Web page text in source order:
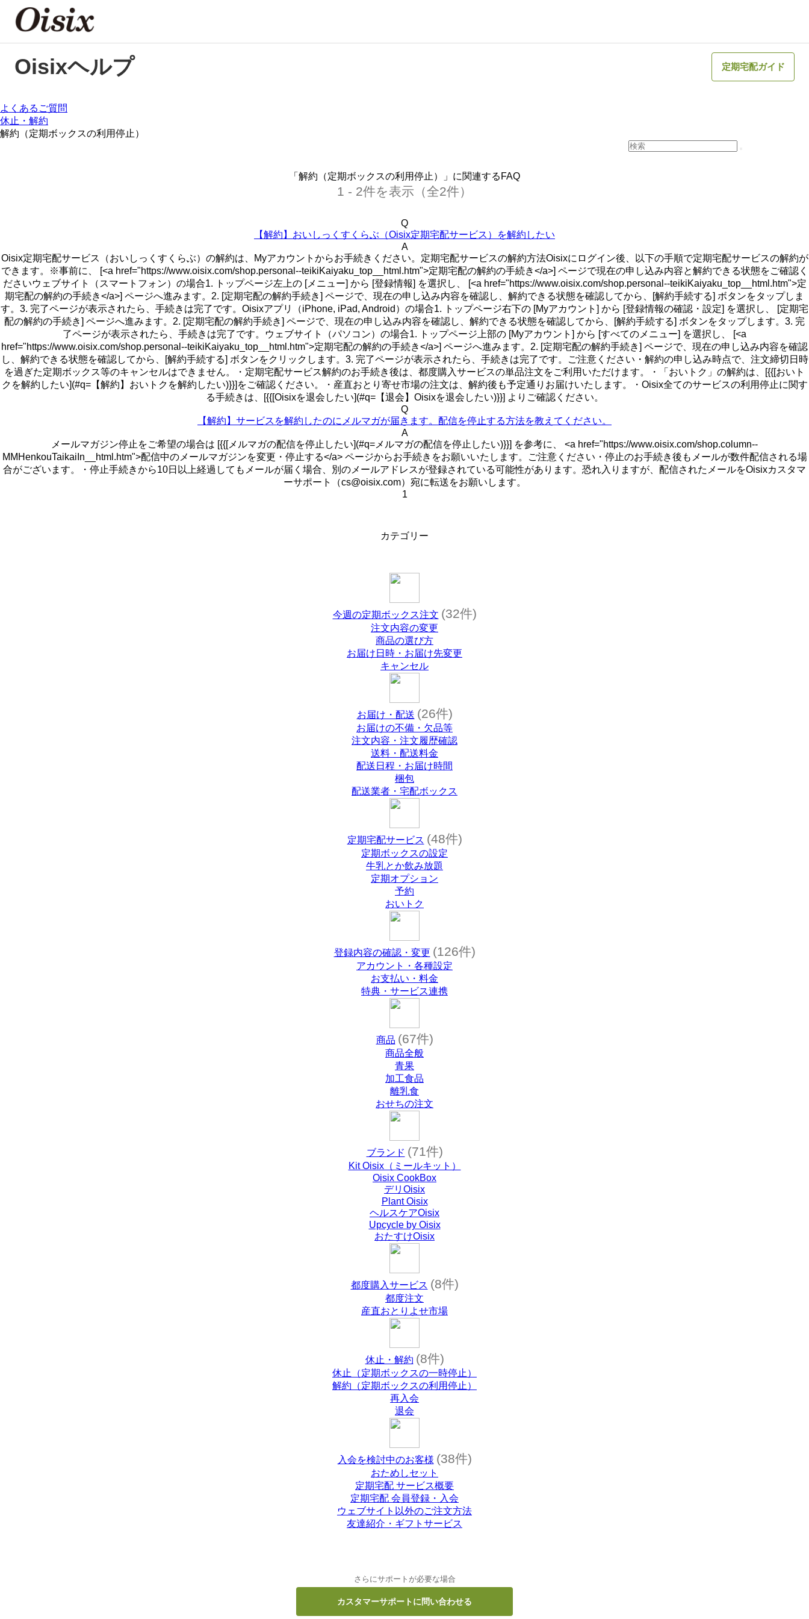
Oisixヘルプ 定期宅配ガイド
よくあるご質問
休止・解約
解約（定期ボックスの利用停止）
「解約（定期ボックスの利用停止）」に関連するFAQ
1 - 2件を表示（全2件）
Q
【解約】おいしっくすくらぶ（Oisix定期宅配サービス）を解約したい
A
Oisix定期宅配サービス（おいしっくすくらぶ）の解約は、Myアカウントからお手続きください。定期宅配サービスの解約方法Oisixにログイン後、以下の手順で定期宅配サービスの解約が
できます。※事前に、 [<a href="https://www.oisix.com/shop.personal--teikiKaiyaku_top__html.htm">定期宅配の解約の手続き</a>] ページで現在の申し込み内容と解約できる状態をご確認く
ださいウェブサイト（スマートフォン）の場合1. トップページ左上の [メニュー] から [登録情報] を選択し、 [<a href="https://www.oisix.com/shop.personal--teikiKaiyaku_top__html.htm">定
期宅配の解約の手続き</a>] ページへ進みます。2. [定期宅配の解約手続き] ページで、現在の申し込み内容を確認し、解約できる状態を確認してから、[解約手続する] ボタンをタップしま
す。3. 完了ページが表示されたら、手続きは完了です。Oisixアプリ（iPhone, iPad, Android）の場合1. トップページ右下の [Myアカウント] から [登録情報の確認・設定] を選択し、 [定期宅
配の解約の手続き] ページへ進みます。2. [定期宅配の解約手続き] ページで、現在の申し込み内容を確認し、解約できる状態を確認してから、[解約手続する] ボタンをタップします。3. 完
了ページが表示されたら、手続きは完了です。ウェブサイト（パソコン）の場合1. トップページ上部の [Myアカウント] から [すべてのメニュー] を選択し、 [<a
href="https://www.oisix.com/shop.personal--teikiKaiyaku_top__html.htm">定期宅配の解約の手続き</a>] ページへ進みます。2. [定期宅配の解約手続き] ページで、現在の申し込み内容を確認
し、解約できる状態を確認してから、[解約手続する] ボタンをクリックします。3. 完了ページが表示されたら、手続きは完了です。ご注意ください・解約の申し込み時点で、注文締切日時
を過ぎた定期ボックス等のキャンセルはできません。・定期宅配サービス解約のお手続き後は、都度購入サービスの単品注文をご利用いただけます。・「おいトク」の解約は、[{{[おいト
クを解約したい](#q=【解約】おいトクを解約したい)}}]をご確認ください。・産直おとり寄せ市場の注文は、解約後も予定通りお届けいたします。・Oisix全てのサービスの利用停止に関す
る手続きは、[{{[Oisixを退会したい](#q=【退会】Oisixを退会したい)}}] よりご確認ください。
Q
【解約】サービスを解約したのにメルマガが届きます。配信を停止する方法を教えてください。
A
メールマガジン停止をご希望の場合は [{{[メルマガの配信を停止したい](#q=メルマガの配信を停止したい)}}] を参考に、 <a href="https://www.oisix.com/shop.column--
MMHenkouTaikaiIn__html.htm">配信中のメールマガジンを変更・停止する</a> ページからお手続きをお願いいたします。ご注意ください・停止のお手続き後もメールが数件配信される場
合がございます。・停止手続きから10日以上経過してもメールが届く場合、別のメールアドレスが登録されている可能性があります。恐れ入りますが、配信されたメールをOisixカスタマ
ーサポート（cs@oisix.com）宛に転送をお願いします。
1
カテゴリー
今週の定期ボックス注文 (32件)
注文内容の変更
商品の選び方
お届け日時・お届け先変更
キャンセル
お届け・配送 (26件)
お届けの不備・欠品等
注文内容・注文履歴確認
送料・配送料金
配送日程・お届け時間
梱包
配送業者・宅配ボックス
定期宅配サービス (48件)
定期ボックスの設定
牛乳とか飲み放題
定期オプション
予約
おいトク
登録内容の確認・変更 (126件)
アカウント・各種設定
お支払い・料金
特典・サービス連携
商品 (67件)
商品全般
青果
加工食品
離乳食
おせちの注文
ブランド (71件)
Kit Oisix（ミールキット）
Oisix CookBox
デリOisix
Plant Oisix
ヘルスケアOisix
Upcycle by Oisix
おたすけOisix
都度購入サービス (8件)
都度注文
産直おとりよせ市場
休止・解約 (8件)
休止（定期ボックスの一時停止）
解約（定期ボックスの利用停止）
再入会
退会
入会を検討中のお客様 (38件)
おためしセット
定期宅配 サービス概要
定期宅配 会員登録・入会
ウェブサイト以外のご注文方法
友達紹介・ギフトサービス